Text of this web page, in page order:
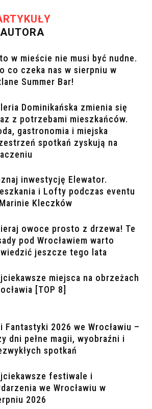
w mieście nie musi być nudne.
co czeka nas w sierpniu w
Summer Bar!
Dominikańska zmienia się
z potrzebami mieszkańców.
gastronomia i miejska
spotkań zyskują na
inwestycję Elewator.
i Lofty podczas eventu
Kleczków
owoce prosto z drzewa! Te
pod Wrocławiem warto
jeszcze tego lata
miejsca na obrzeżach
[TOP 8]
Fantastyki 2026 we Wrocławiu –
dni pełne magii, wyobraźni i
spotkań
festiwale i
we Wrocławiu w
2026